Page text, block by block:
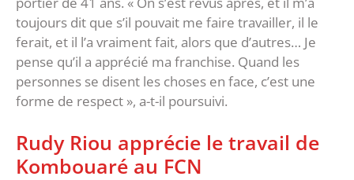
toujours dit que s’il pouvait me faire travailler, il le
ferait, et il l’a vraiment fait, alors que d’autres… Je
pense qu’il a apprécié ma franchise. Quand les
personnes se disent les choses en face, c’est une
forme de respect », a-t-il poursuivi.
Rudy Riou apprécie le travail de
Kombouaré au FCN